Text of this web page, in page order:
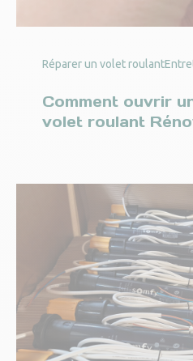
Réparer un volet roulant
Comment ouvrir
volet roulant